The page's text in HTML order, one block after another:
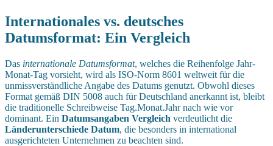
Internationales vs. deutsches
Datumsformat: Ein Vergleich
Das internationale Datumsformat, welches die Reihenfolge Jahr-
Monat-Tag vorsieht, wird als ISO-Norm 8601 weltweit für die
unmissverständliche Angabe des Datums genutzt. Obwohl dieses
Format gemäß DIN 5008 auch für Deutschland anerkannt ist, bleibt
die traditionelle Schreibweise Tag.Monat.Jahr nach wie vor
dominant. Ein Datumsangaben Vergleich verdeutlicht die
Länderunterschiede Datum, die besonders in international
ausgerichteten Unternehmen zu beachten sind.